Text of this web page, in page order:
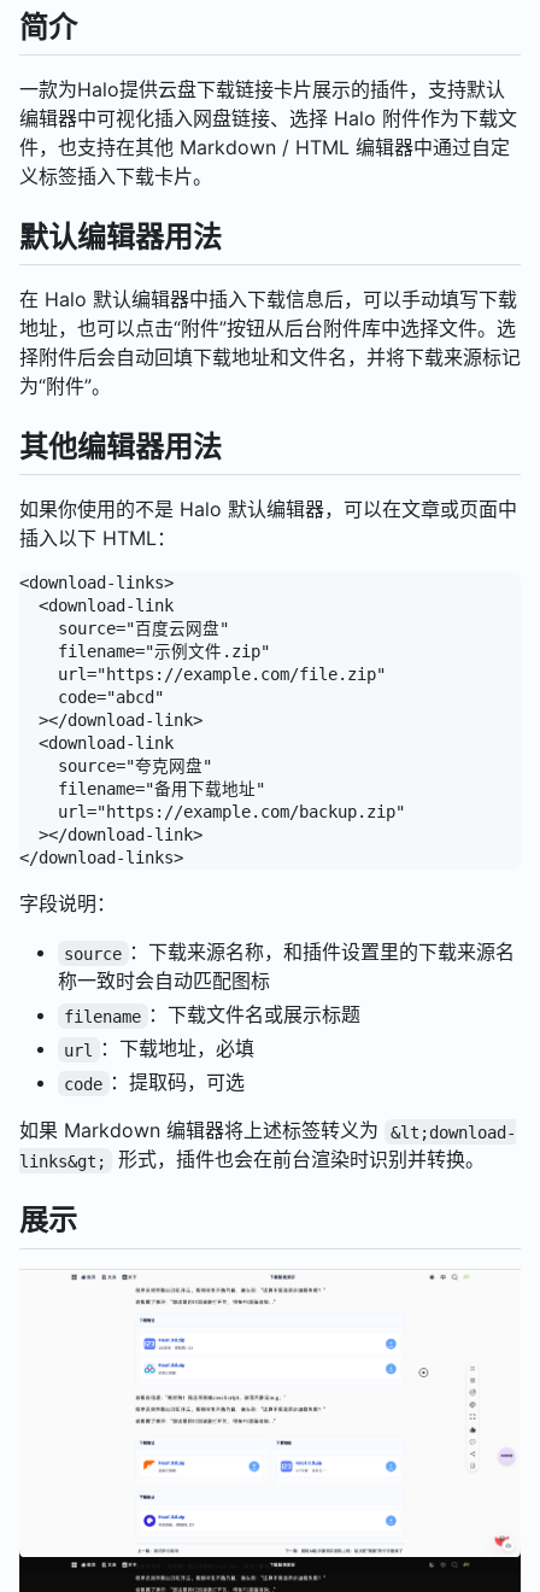
简介
一款为Halo提供云盘下载链接卡片展示的插件，支持默认
编辑器中可视化插入网盘链接、选择 Halo 附件作为下载文
件，也支持在其他 Markdown / HTML 编辑器中通过自定
义标签插入下载卡片。
默认编辑器用法
在 Halo 默认编辑器中插入下载信息后，可以手动填写下载
地址，也可以点击“附件”按钮从后台附件库中选择文件。选
择附件后会自动回填下载地址和文件名，并将下载来源标记
为“附件”。
其他编辑器用法
如果你使用的不是 Halo 默认编辑器，可以在文章或页面中
插入以下 HTML：
<download-links>
  <download-link
    source="百度云网盘"
    filename="示例文件.zip"
    url="https://example.com/file.zip"
    code="abcd"
  ></download-link>
  <download-link
    source="夸克网盘"
    filename="备用下载地址"
    url="https://example.com/backup.zip"
  ></download-link>
字段说明：
source ：下载来源名称，和插件设置里的下载来源名
称一致时会自动匹配图标
filename ：下载文件名或展示标题
url ：下载地址，必填
code ：提取码，可选
如果 Markdown 编辑器将上述标签转义为
&lt;download-
links&gt;
形式，插件也会在前台渲染时识别并转换。
展示